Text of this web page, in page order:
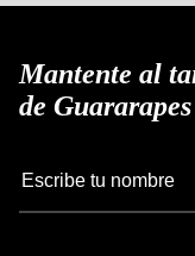
Mantente al
de Guararapes